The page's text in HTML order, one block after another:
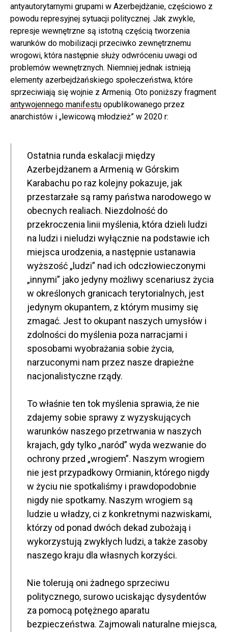
antyautorytarnymi grupami w Azerbejdżanie, częściowo z
powodu represyjnej sytuacji politycznej. Jak zwykle,
represje wewnętrzne są istotną częścią tworzenia
warunków do mobilizacji przeciwko zewnętrznemu
wrogowi, która następnie służy odwróceniu uwagi od
problemów wewnętrznych. Niemniej jednak istnieją
elementy azerbejdżańskiego społeczeństwa, które
sprzeciwiają się wojnie z Armenią. Oto poniższy fragment
antywojennego manifestu opublikowanego przez
anarchistów i „lewicową młodzież” w 2020 r:
Ostatnia runda eskalacji między
Azerbejdżanem a Armenią w Górskim
Karabachu po raz kolejny pokazuje, jak
przestarzałe są ramy państwa narodowego w
obecnych realiach. Niezdolność do
przekroczenia linii myślenia, która dzieli ludzi
na ludzi i nieludzi wyłącznie na podstawie ich
miejsca urodzenia, a następnie ustanawia
wyższość „ludzi” nad ich odczłowieczonymi
„innymi” jako jedyny możliwy scenariusz życia
w określonych granicach terytorialnych, jest
jedynym okupantem, z którym musimy się
zmagać. Jest to okupant naszych umysłów i
zdolności do myślenia poza narracjami i
sposobami wyobrażania sobie życia,
narzuconymi nam przez nasze drapieżne
nacjonalistyczne rządy.
To właśnie ten tok myślenia sprawia, że nie
zdajemy sobie sprawy z wyzyskujących
warunków naszego przetrwania w naszych
krajach, gdy tylko „naród” wyda wezwanie do
ochrony przed „wrogiem”. Naszym wrogiem
nie jest przypadkowy Ormianin, którego nigdy
w życiu nie spotkaliśmy i prawdopodobnie
nigdy nie spotkamy. Naszym wrogiem są
ludzie u władzy, ci z konkretnymi nazwiskami,
którzy od ponad dwóch dekad zubożają i
wykorzystują zwykłych ludzi, a także zasoby
naszego kraju dla własnych korzyści.
Nie tolerują oni żadnego sprzeciwu
politycznego, surowo uciskając dysydentów
za pomocą potężnego aparatu
bezpieczeństwa. Zajmowali naturalne miejsca,